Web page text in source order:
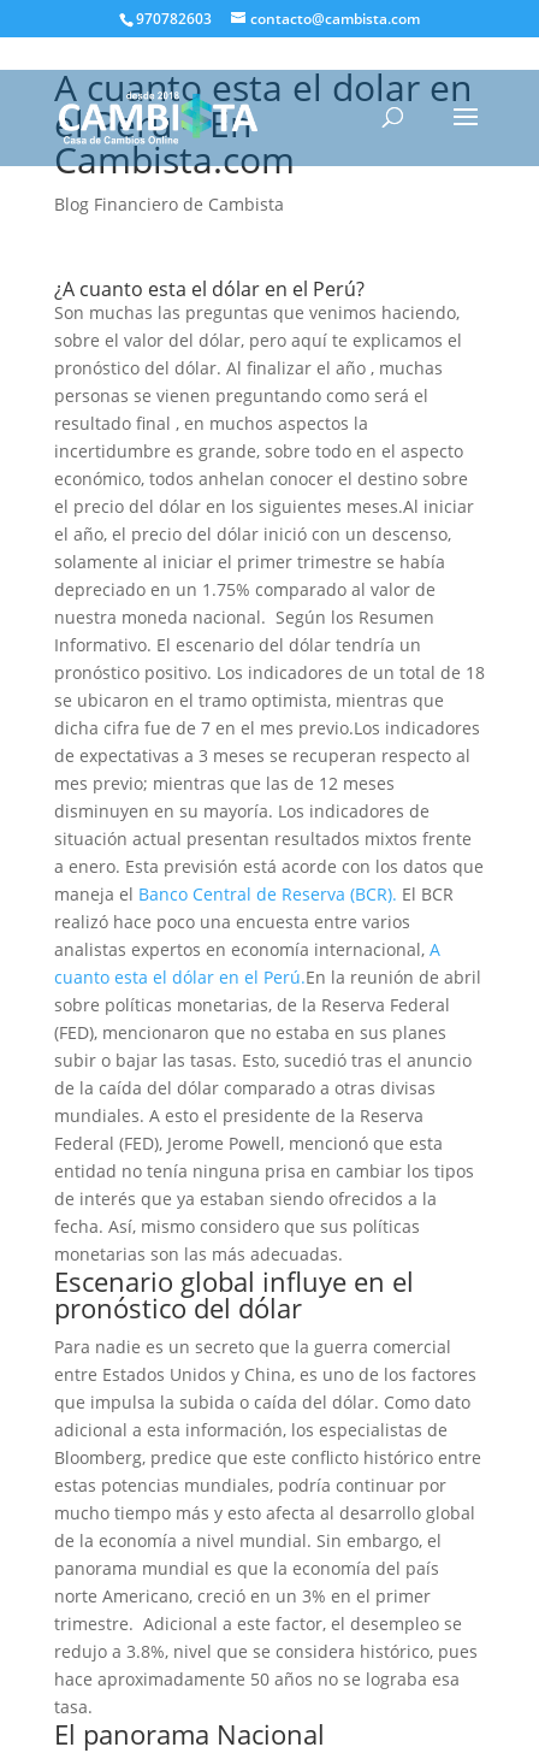
970782603 contacto@cambista.com
A cuanto esta el dolar en
el Perú – En
Cambista.com
Blog Financiero de Cambista
¿A cuanto esta el dólar en el Perú?
Son muchas las preguntas que venimos haciendo,
sobre el valor del dólar, pero aquí te explicamos el
pronóstico del dólar. Al finalizar el año , muchas
personas se vienen preguntando como será el
resultado final , en muchos aspectos la
incertidumbre es grande, sobre todo en el aspecto
económico, todos anhelan conocer el destino sobre
el precio del dólar en los siguientes meses.Al iniciar
el año, el precio del dólar inició con un descenso,
solamente al iniciar el primer trimestre se había
depreciado en un 1.75% comparado al valor de
nuestra moneda nacional. Según los Resumen
Informativo. El escenario del dólar tendría un
pronóstico positivo. Los indicadores de un total de 18
se ubicaron en el tramo optimista, mientras que
dicha cifra fue de 7 en el mes previo.Los indicadores
de expectativas a 3 meses se recuperan respecto al
mes previo; mientras que las de 12 meses
disminuyen en su mayoría. Los indicadores de
situación actual presentan resultados mixtos frente
a enero. Esta previsión está acorde con los datos que
maneja el Banco Central de Reserva (BCR). El BCR
realizó hace poco una encuesta entre varios
analistas expertos en economía internacional, A
cuanto esta el dólar en el Perú.En la reunión de abril
sobre políticas monetarias, de la Reserva Federal
(FED), mencionaron que no estaba en sus planes
subir o bajar las tasas. Esto, sucedió tras el anuncio
de la caída del dólar comparado a otras divisas
mundiales. A esto el presidente de la Reserva
Federal (FED), Jerome Powell, mencionó que esta
entidad no tenía ninguna prisa en cambiar los tipos
de interés que ya estaban siendo ofrecidos a la
fecha. Así, mismo considero que sus políticas
monetarias son las más adecuadas.
Escenario global influye en el
pronóstico del dólar
Para nadie es un secreto que la guerra comercial
entre Estados Unidos y China, es uno de los factores
que impulsa la subida o caída del dólar. Como dato
adicional a esta información, los especialistas de
Bloomberg, predice que este conflicto histórico entre
estas potencias mundiales, podría continuar por
mucho tiempo más y esto afecta al desarrollo global
de la economía a nivel mundial. Sin embargo, el
panorama mundial es que la economía del país
norte Americano, creció en un 3% en el primer
trimestre. Adicional a este factor, el desempleo se
redujo a 3.8%, nivel que se considera histórico, pues
hace aproximadamente 50 años no se lograba esa
tasa.
El panorama Nacional